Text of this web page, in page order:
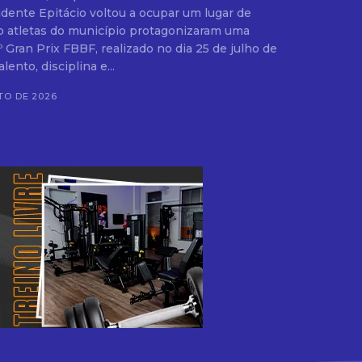
atletas do município protagonizaram uma
Prix FBBF, realizado no dia 25 de julho de
disciplina e...
DE 2026